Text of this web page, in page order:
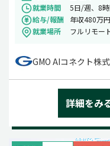
就業時間
5日/週、8
給与/報酬
年収480万
就業場所
フルリモー
GMO AIコネクト株
詳細をみ